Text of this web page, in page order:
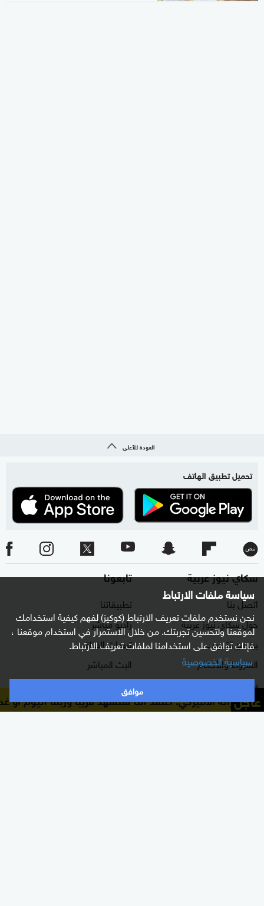
سياسة ملفات الارتباط
نحن نستخدم ملفات تعريف الارتباط (كوكيز) لفهم كيفية استخدامك
لموقعنا ولتحسين تجربتك. من خلال الاستمرار في استخدام موقعنا ،
فإنك توافق على استخدامنا لملفات تعريف الارتباط.
سياسية الخصوصية
موافق
العودة للأعلى
تحميل تطبيق الهاتف
سكاي نيوز عربية
اتصل بنا
حول سكاي نيوز عربية
برنامج التدريب
الشروط والأحكام
سياسة الخصوصية
وظائف شاغرة
تابعونا
تطبيقاتنا
راديو مباشر
ترددات القناة
البث المباشر
دليل البث
عاجل
الخزانة الأميركي: أعتقد أننا سنشهد قريباً وربما اليوم أو غداً اتفاقاً لوقف